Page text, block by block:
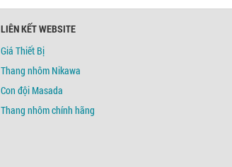
LIÊN KẾT WEBSITE
Giá Thiết Bị
Thang nhôm Nikawa
Con đội Masada
Thang nhôm chính hãng